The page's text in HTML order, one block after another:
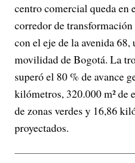
centro comercial queda en
corredor de
con el eje de la avenida 68,
movilidad de Bogotá. La
superó el 80 % de avance
kilómetros, 320.000 m² de
de zonas verdes y 16,86
proyectados.